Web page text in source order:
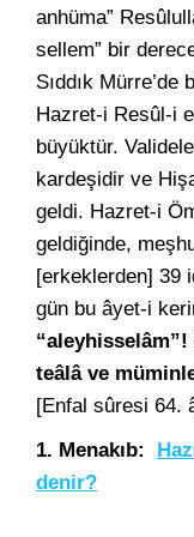
anhüma”
sellem” bir
Sıddık Mürre’de
Hazret-i Resûl-i
büyüktür.
kardeşidir ve
geldi. Hazret-i
geldiğinde,
[erkeklerden] 39
gün bu âyet-i
“aleyhisselâm”!
teâlâ ve
[Enfal sûresi 64.
1. Menakıb:
denir?